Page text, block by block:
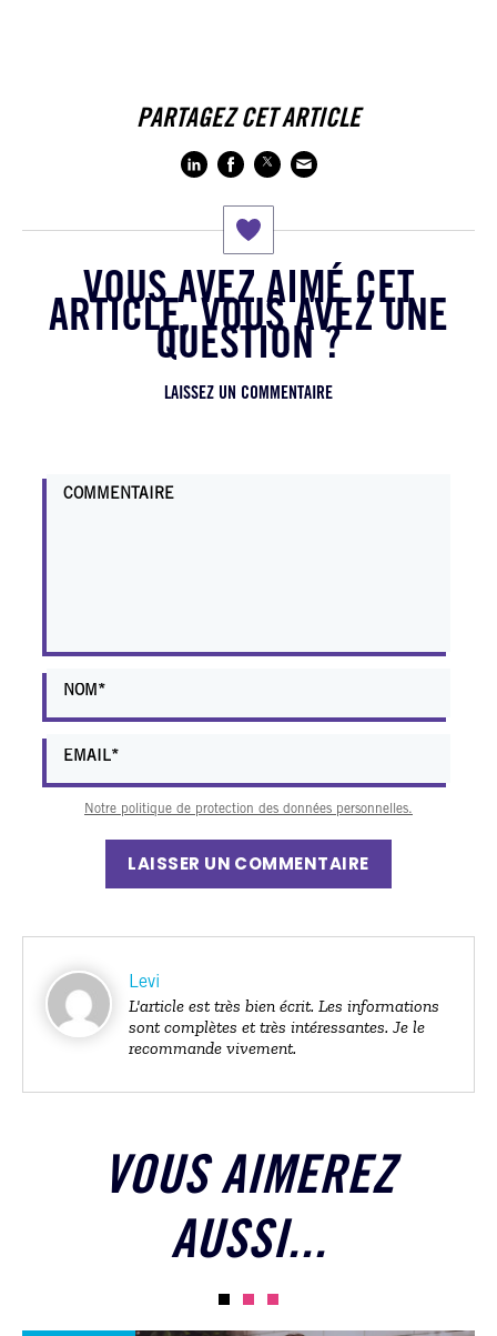
PARTAGEZ CET ARTICLE
VOUS AVEZ AIMÉ CET
ARTICLE, VOUS AVEZ UNE
QUESTION ?
LAISSEZ UN COMMENTAIRE
Notre politique de protection des données personnelles.
LAISSER UN COMMENTAIRE
Levi
L'article est très bien écrit. Les informations
sont complètes et très intéressantes. Je le
recommande vivement.
VOUS AIMEREZ
AUSSI...